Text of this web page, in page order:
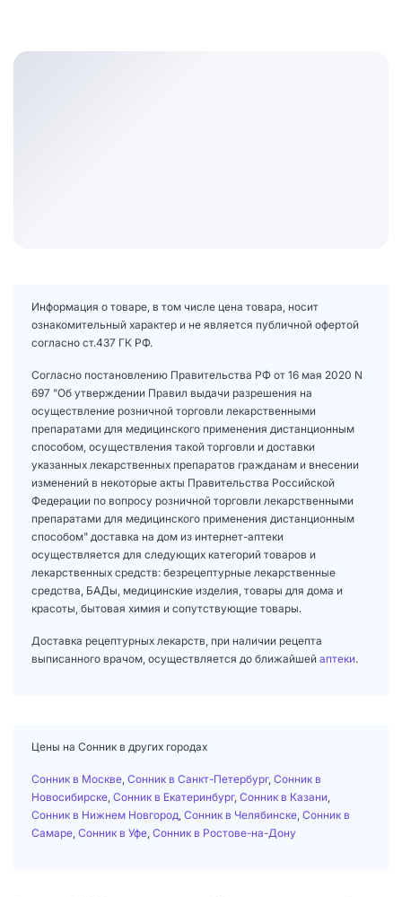
Информация о товаре, в том числе цена товара, носит
ознакомительный характер и не является публичной офертой
согласно ст.437 ГК РФ.
Согласно постановлению Правительства РФ от 16 мая 2020 N
697 "Об утверждении Правил выдачи разрешения на
осуществление розничной торговли лекарственными
препаратами для медицинского применения дистанционным
способом, осуществления такой торговли и доставки
указанных лекарственных препаратов гражданам и внесении
изменений в некоторые акты Правительства Российской
Федерации по вопросу розничной торговли лекарственными
препаратами для медицинского применения дистанционным
способом" доставка на дом из интернет-аптеки
осуществляется для следующих категорий товаров и
лекарственных средств: безрецептурные лекарственные
средства, БАДы, медицинские изделия, товары для дома и
красоты, бытовая химия и сопутствующие товары.
Доставка рецептурных лекарств, при наличии рецепта
выписанного врачом, осуществляется до ближайшей аптеки.
Цены на Сонник в других городах
Сонник в Москве Сонник в Санкт-Петербург, Сонник в
Новосибирске Сонник в Екатеринбург, Сонник в Казани
Сонник в Нижнем Новгород Сонник в Челябинске Сонник в
Самаре Сонник в Уфе Сонник в Ростове-на-Дону